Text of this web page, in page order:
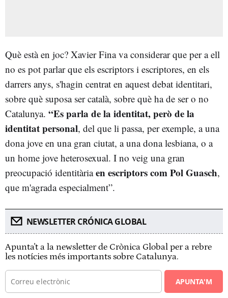
Què està en joc? Xavier Fina va considerar que per a ell
no es pot parlar que els escriptors i escriptores, en els
darrers anys, s'hagin centrat en aquest debat identitari,
sobre què suposa ser català, sobre què ha de ser o no
Catalunya. “Es parla de la identitat, però de la
identitat personal, del que li passa, per exemple, a una
dona jove en una gran ciutat, a una dona lesbiana, o a
un home jove heterosexual. I no veig una gran
preocupació identitàriaen escriptors com Pol Guasch,
que m'agrada especialment”.
NEWSLETTER CRÓNICA GLOBAL
Apunta't a la newsletter de Crònica Global per a rebre
les notícies més importants sobre Catalunya.
APUNTA'M